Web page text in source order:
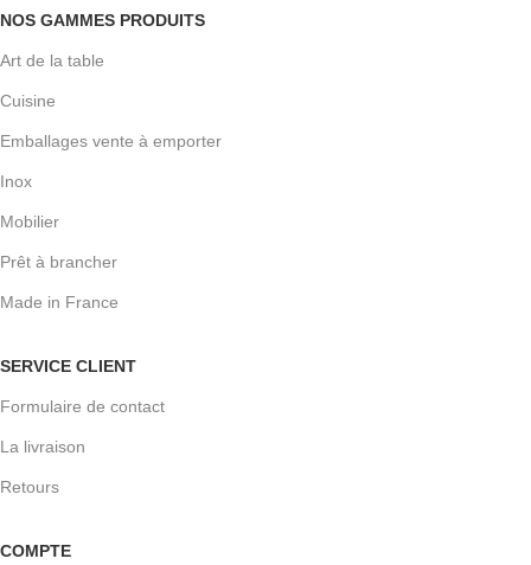
NOS GAMMES PRODUITS
Art de la table
Cuisine
Emballages vente à emporter
Inox
Mobilier
Prêt à brancher
Made in France
SERVICE CLIENT
Formulaire de contact
La livraison
Retours
COMPTE